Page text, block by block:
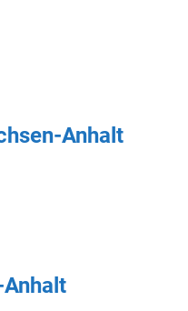
Anhalt